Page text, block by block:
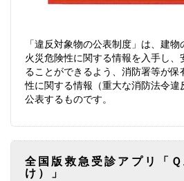
「違反対象物の公表制度」は、建
火災危険性に関する情報を入手し
ることができるよう、消防署等が
性に関する情報（重大な消防法令
公表するものです。
全国版救急受診アプリ「
け）」